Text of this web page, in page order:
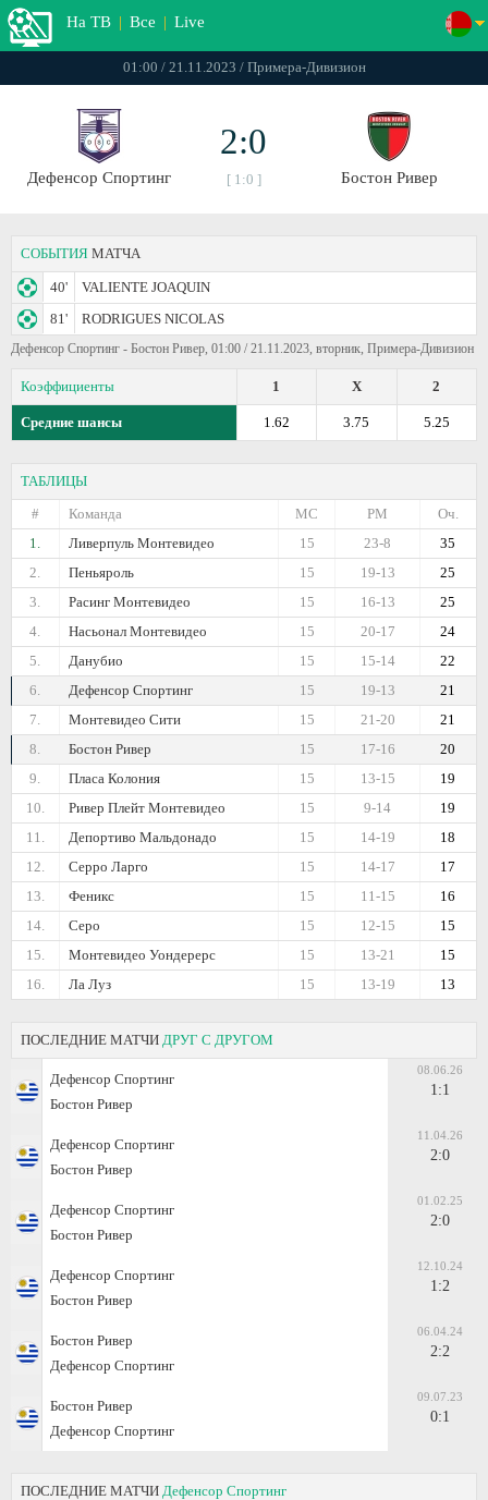
На ТВ | Все | Live
01:00 / 21.11.2023 / Примера-Дивизион
Дефенсор Спортинг
2:0
[ 1:0 ] Бостон Ривер
СОБЫТИЯ МАТЧА
40'
VALIENTE JOAQUIN
81'
RODRIGUES NICOLAS
Дефенсор Спортинг - Бостон Ривер, 01:00 / 21.11.2023, вторник, Примера-Дивизион
Коэффициенты 2
X
1
Средние шансы 5.25
3.75
1.62
ТАБЛИЦЫ
#
Команда Оч.
РМ
МС
1.
Ливерпуль Монтевидео 35
23-8
15
2.
Пеньяроль 25
19-13
15
3.
Расинг Монтевидео 25
16-13
15
4.
Насьонал Монтевидео 24
20-17
15
5.
Данубио 22
15-14
15
6.
Дефенсор Спортинг 21
19-13
15
7.
Монтевидео Сити 21
21-20
15
8.
Бостон Ривер 20
17-16
15
9.
Пласа Колония 19
13-15
15
10.
Ривер Плейт Монтевидео 19
9-14
15
11.
Депортиво Мальдонадо 18
14-19
15
12.
Серро Ларго 17
14-17
15
13.
Феникс 16
11-15
15
14.
Серо 15
12-15
15
15.
Монтевидео Уондерерс 15
13-21
15
16.
Ла Луз 13
13-19
15
ПОСЛЕДНИЕ МАТЧИ ДРУГ С ДРУГОМ
Дефенсор Спортинг
Бостон Ривер
08.06.26
1:1
Дефенсор Спортинг
Бостон Ривер
11.04.26
2:0
Дефенсор Спортинг
Бостон Ривер
01.02.25
2:0
Дефенсор Спортинг
Бостон Ривер
12.10.24
1:2
Бостон Ривер
Дефенсор Спортинг
06.04.24
2:2
Бостон Ривер
Дефенсор Спортинг
09.07.23
0:1
ПОСЛЕДНИЕ МАТЧИ Дефенсор Спортинг